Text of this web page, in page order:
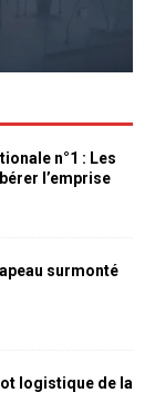
n°1 : Les
l’emprise
surmonté
logistique de la